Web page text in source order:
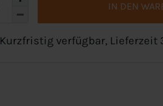
IN DEN
Kurzfristig verfügbar, Lieferzeit